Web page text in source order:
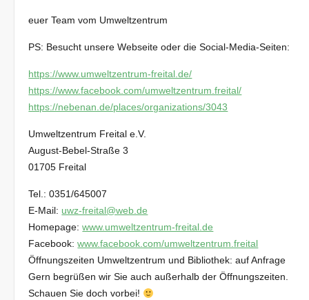
euer Team vom Umweltzentrum
PS: Besucht unsere Webseite oder die Social-Media-Seiten:
https://www.umweltzentrum-freital.de/
https://www.facebook.com/umweltzentrum.freital/
https://nebenan.de/places/organizations/3043
Umweltzentrum Freital e.V.
August-Bebel-Straße 3
01705 Freital
Tel.: 0351/645007
E-Mail: uwz-freital@web.de
Homepage:www.umweltzentrum-freital.de
Facebook:www.facebook.com/umweltzentrum.freital
Öffnungszeiten Umweltzentrum und Bibliothek: auf Anfrage
Gern begrüßen wir Sie auch außerhalb der Öffnungszeiten.
Schauen Sie doch vorbei!